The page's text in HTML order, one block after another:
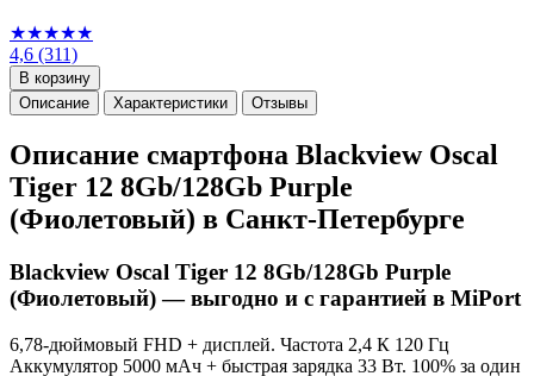
★★★★★
4,6 (311)
В корзину
Описание
Характеристики Отзывы
Описание смартфона Blackview Oscal
Tiger 12 8Gb/128Gb Purple
(Фиолетовый) в Санкт-Петербурге
Blackview Oscal Tiger 12 8Gb/128Gb Purple
(Фиолетовый) — выгодно и с гарантией в MiPort
6,78-дюймовый FHD + дисплей. Частота 2,4 К 120 Гц
Аккумулятор 5000 мАч + быстрая зарядка 33 Вт. 100% за один